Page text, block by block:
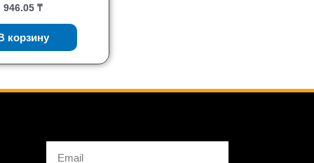
946.05₸
корзину